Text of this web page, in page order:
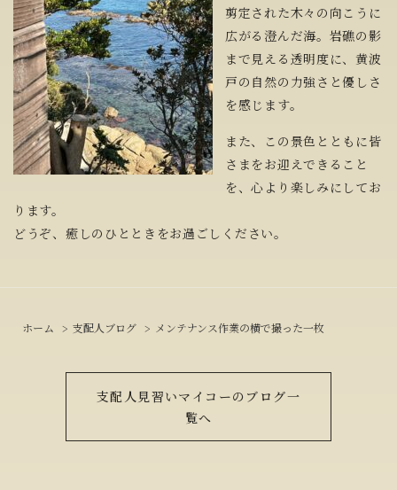
剪定された木々の向こうに
広がる澄んだ海。岩礁の影
まで見える透明度に、黄波
戸の自然の力強さと優しさ
を感じます。
また、この景色とともに皆
さまをお迎えできること
を、心より楽しみにしてお
ります。
どうぞ、癒しのひとときをお過ごしください。
ホーム 支配人ブログ メンテナンス作業の横で撮った一枚
支配人見習いマイコーのブログ一
覧へ